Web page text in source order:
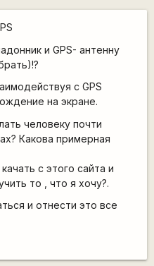
и GPS- антенну
с GPS
на экране.
человеку почти
Какова примерная
с этого сайта и
то , что я хочу?.
и отнести это все